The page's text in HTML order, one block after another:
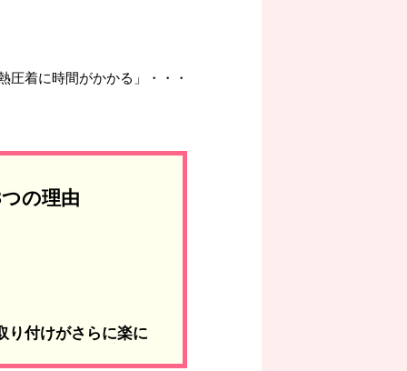
圧着に時間がかかる」・・・
の理由
り付けがさらに楽に